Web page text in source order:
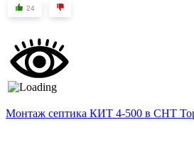
24
Монтаж септика КИТ 4-500 в СНТ